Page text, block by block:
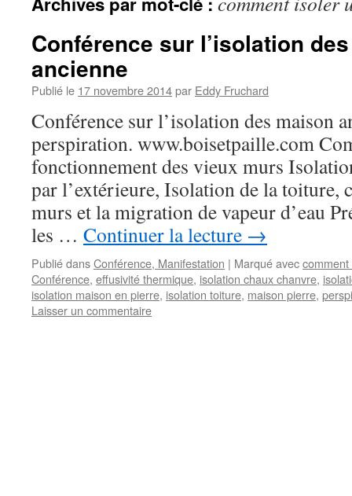
Conférence sur l’isolation
ancienne
Publié le 17 novembre 2014par Eddy Fruchard
Conférence sur l’isolation des maison
perspiration. www.boisetpaille.com
fonctionnement des vieux murs
par l’extérieure, Isolation de la toiture,
murs et la migration de vapeur d’eau
les … Continuer la lecture →
Publié dansConférence, Manifestation | Marqué avec
Conférence, effusivité thermique, isolation chaux chanvre,
isolation maison en pierre, isolation toiture, maison pierre,
Laisser un commentaire